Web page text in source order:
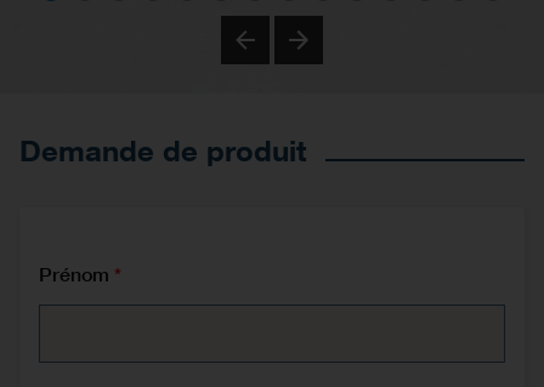
Demande de produit
Prénom